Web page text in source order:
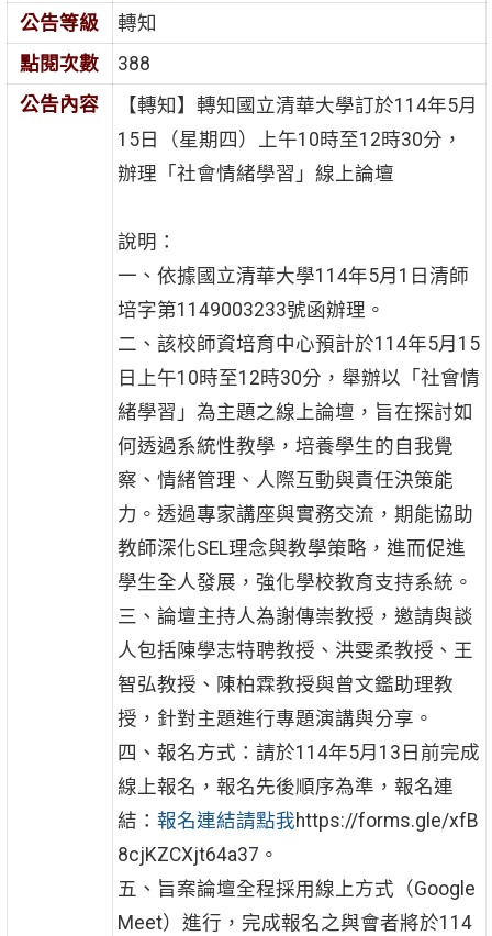
公告等級
轉知
點閱次數
388
公告內容
【轉知】轉知國立清華大學訂於114年5月
15日（星期四）上午10時至12時30分，
辦理「社會情緒學習」線上論壇
說明：
一、依據國立清華大學114年5月1日清師
培字第1149003233號函辦理。
二、該校師資培育中心預計於114年5月15
日上午10時至12時30分，舉辦以「社會情
緒學習」為主題之線上論壇，旨在探討如
何透過系統性教學，培養學生的自我覺
察、情緒管理、人際互動與責任決策能
力。透過專家講座與實務交流，期能協助
教師深化SEL理念與教學策略，進而促進
學生全人發展，強化學校教育支持系統。
三、論壇主持人為謝傳崇教授，邀請與談
人包括陳學志特聘教授、洪雯柔教授、王
智弘教授、陳柏霖教授與曾文鑑助理教
授，針對主題進行專題演講與分享。
四、報名方式：請於114年5月13日前完成
線上報名，報名先後順序為準，報名連
結： 報名連結請點我https://forms.gle/xfB
8cjKZCXjt64a37。
五、旨案論壇全程採用線上方式（Google
Meet）進行，完成報名之與會者將於114